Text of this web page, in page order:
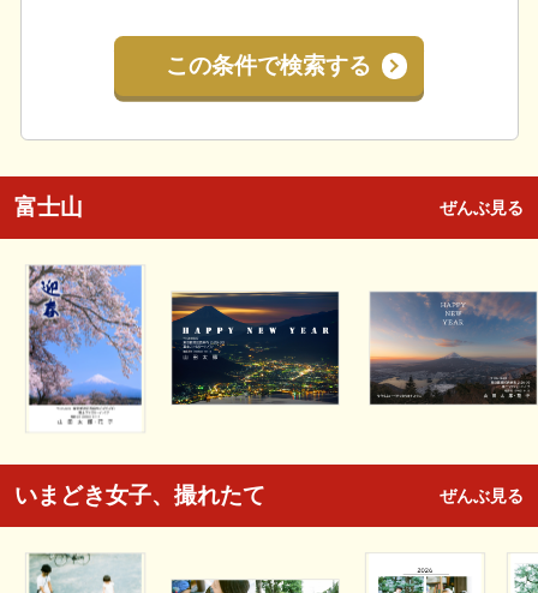
この条件で検索する
富士山 ぜんぶ見る
いまどき女子、撮れたて ぜんぶ見る